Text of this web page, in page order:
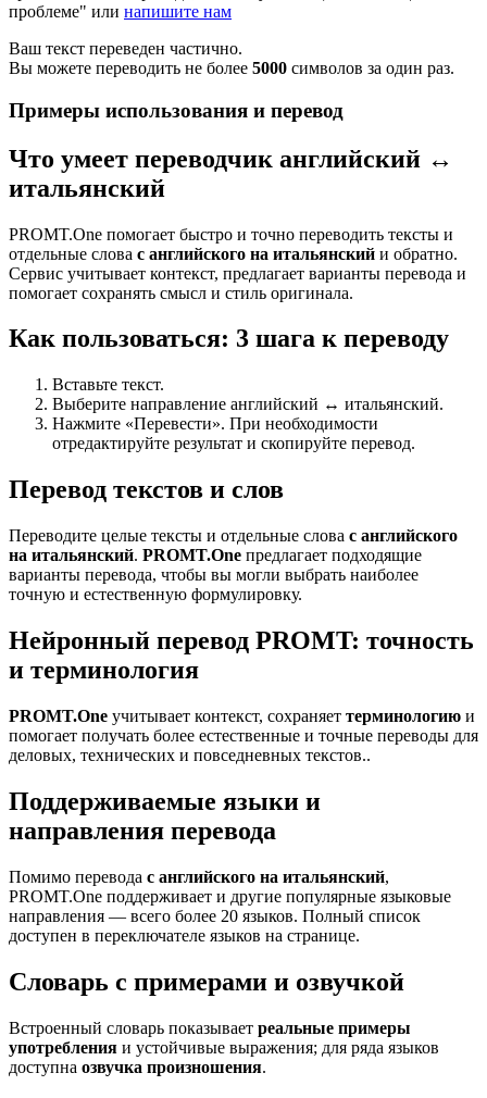
проблеме" или напишите нам
Ваш текст переведен частично.
Вы можете переводить не более 5000 символов за один раз.
Примеры использования и перевод
Что умеет переводчик английский ↔
итальянский
PROMT.One помогает быстро и точно переводить тексты и
отдельные слова с английского на итальянский и обратно.
Сервис учитывает контекст, предлагает варианты перевода и
помогает сохранять смысл и стиль оригинала.
Как пользоваться: 3 шага к переводу
Вставьте текст.
Выберите направление английский ↔ итальянский.
Нажмите «Перевести». При необходимости
отредактируйте результат и скопируйте перевод.
Перевод текстов и слов
Переводите целые тексты и отдельные слова с английского
на итальянский. PROMT.One предлагает подходящие
варианты перевода, чтобы вы могли выбрать наиболее
точную и естественную формулировку.
Нейронный перевод PROMT: точность
и терминология
PROMT.One учитывает контекст, сохраняет терминологию и
помогает получать более естественные и точные переводы для
деловых, технических и повседневных текстов..
Поддерживаемые языки и
направления перевода
Помимо перевода с английского на итальянский,
PROMT.One поддерживает и другие популярные языковые
направления — всего более 20 языков. Полный список
доступен в переключателе языков на странице.
Словарь с примерами и озвучкой
Встроенный словарь показывает реальные примеры
употребления и устойчивые выражения; для ряда языков
доступна озвучка произношения.